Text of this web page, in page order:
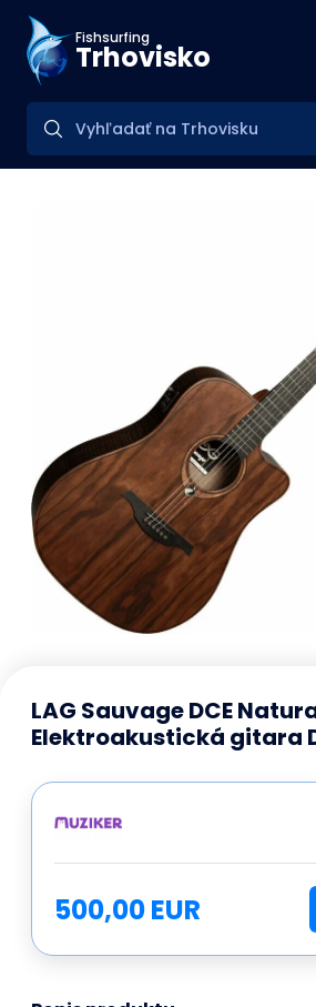
Fishsurfing
Trhovisko
LAG Sauvage DCE
Elektroakustická gitara
500,00 EUR